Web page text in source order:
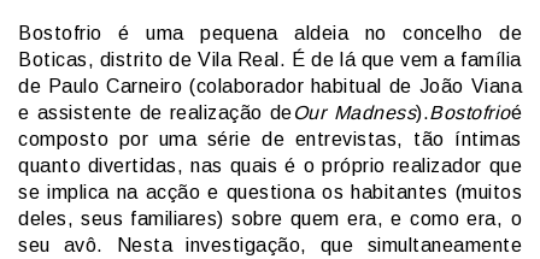
Bostofrio é uma pequena aldeia no concelho de
Boticas, distrito de Vila Real. É de lá que vem a família
de Paulo Carneiro (colaborador habitual de João Viana
e assistente de realização deOur Madness).Bostofrioé
composto por uma série de entrevistas, tão íntimas
quanto divertidas, nas quais é o próprio realizador que
se implica na acção e questiona os habitantes (muitos
deles, seus familiares) sobre quem era, e como era, o
seu avô. Nesta investigação, que simultaneamente